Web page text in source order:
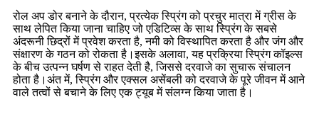
रोल अप डोर बनाने के दौरान, प्रत्येक स्प्रिंग को प्रचुर मात्रा में ग्रीस के
साथ लेपित किया जाना चाहिए जो एडिटिव्स के साथ स्प्रिंग के सबसे
अंदरूनी छिद्रों में प्रवेश करता है, नमी को विस्थापित करता है और जंग और
संक्षारण के गठन को रोकता है।इसके अलावा, यह प्रक्रिया स्प्रिंग कॉइल्स
के बीच उत्पन्न घर्षण से राहत देती है, जिससे दरवाजे का सुचारू संचालन
होता है।अंत में, स्प्रिंग और एक्सल असेंबली को दरवाजे के पूरे जीवन में आने
वाले तत्वों से बचाने के लिए एक ट्यूब में संलग्न किया जाता है।